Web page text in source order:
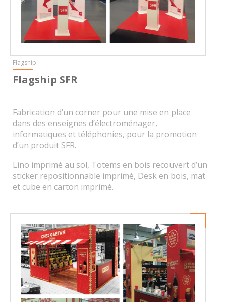
Flagship
Flagship SFR
Fabrication d’un corner pour une mise en place
dans des enseignes d’électroménager,
informatiques et téléphonies, pour la promotion
d’un produit SFR.
Lino imprimé au sol, Totems en bois recouvert d’un
sticker repositionnable imprimé, Desk en bois, mat
et cube en carton imprimé.